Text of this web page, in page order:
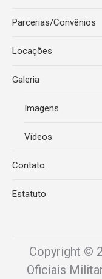
Parcerias/Convênios
Locações
Galeria
Imagens
Vídeos
Contato
Estatuto
Copyright ©
Oficiais